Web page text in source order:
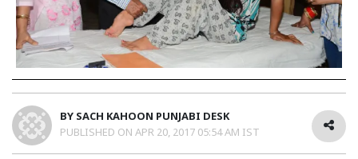
BY SACH KAHOON PUNJABI DESK
PUBLISHED ON APR 20, 2017 05:54 AM IST